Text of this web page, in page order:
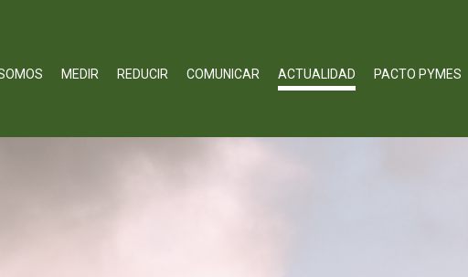
MEDIR REDUCIR COMUNICAR ACTUALIDAD PACTO PYMES